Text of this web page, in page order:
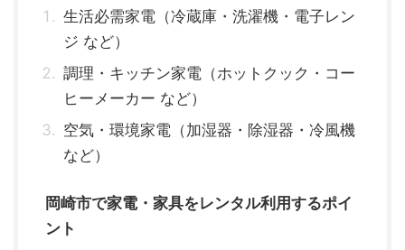
生活必需家電（冷蔵庫・洗濯機・電子レン
ジ など）
調理・キッチン家電（ホットクック・コー
ヒーメーカー など）
空気・環境家電（加湿器・除湿器・冷風機
など）
岡崎市で家電・家具をレンタル利用するポイ
ント